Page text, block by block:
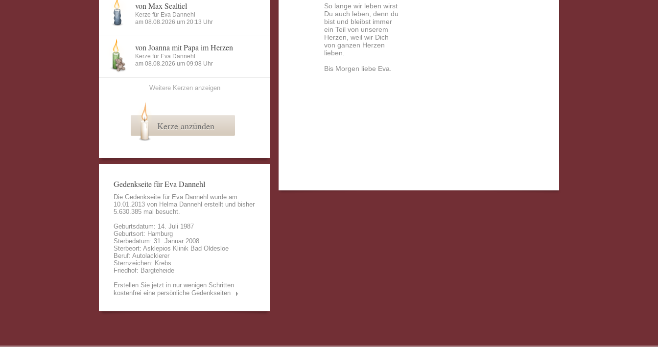
So lange wir leben wirst
Du auch leben, denn du
bist und bleibst immer
ein Teil von unserem
Herzen, weil wir Dich
von ganzen Herzen
lieben.
Bis Morgen liebe Eva.
von Max Sealtiel
Kerze für Eva Dannehl
am 08.08.2026 um 20:13 Uhr
von Joanna mit Papa im Herzen
Kerze für Eva Dannehl
am 08.08.2026 um 09:08 Uhr
Weitere Kerzen anzeigen
Kerze anzünden
Gedenkseite für Eva Dannehl
Die Gedenkseite für Eva Dannehl wurde am
10.01.2013 von Helma Dannehl erstellt und bisher
5.630.385 mal besucht.
Geburtsdatum: 14. Juli 1987
Geburtsort: Hamburg
Sterbedatum: 31. Januar 2008
Sterbeort: Asklepios Klinik Bad Oldesloe
Beruf: Autolackierer
Sternzeichen: Krebs
Friedhof: Bargteheide
Erstellen Sie jetzt in nur wenigen Schritten
kostenfrei eine persönliche Gedenkseiten